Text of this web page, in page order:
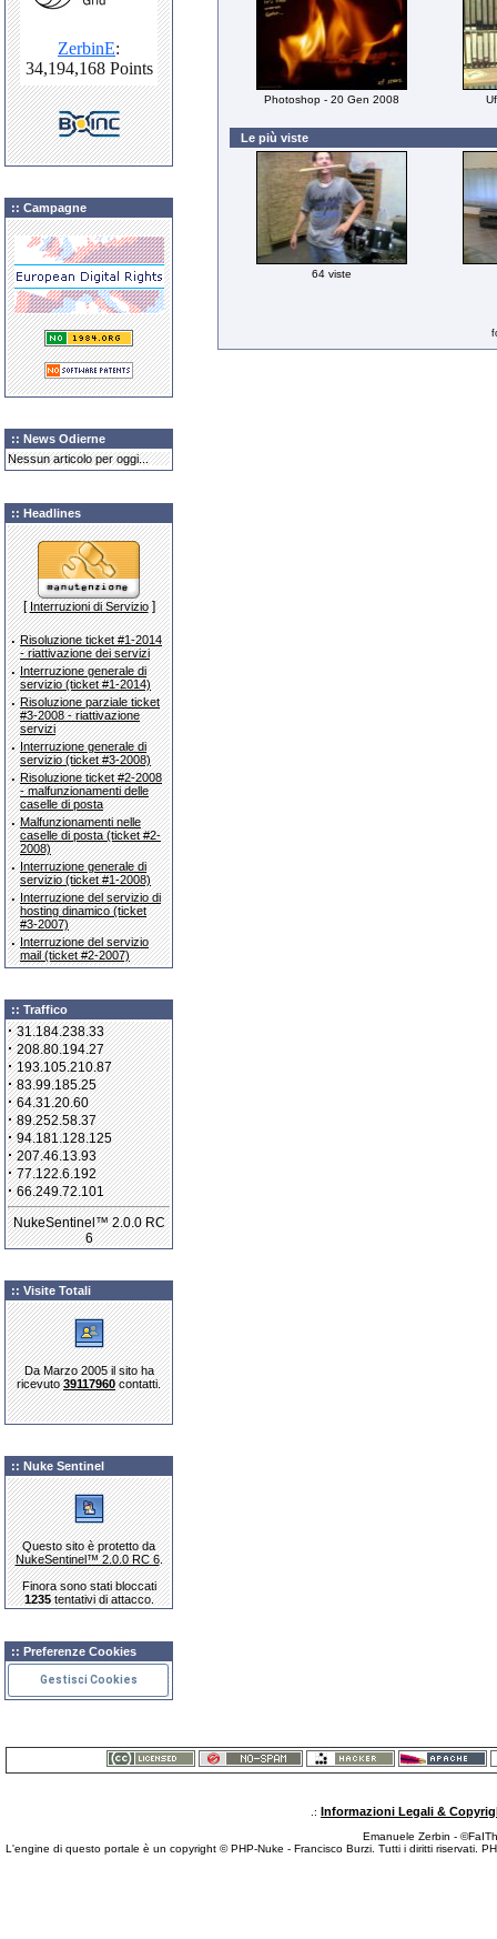
:: Campagne
:: News Odierne
Nessun articolo per oggi...
:: Headlines
[Interruzioni di Servizio]
· Risoluzione ticket #1-2014
- riattivazione dei servizi
· Interruzione generale di
servizio (ticket #1-2014)
· Risoluzione parziale ticket
#3-2008 - riattivazione
servizi
· Interruzione generale di
servizio (ticket #3-2008)
· Risoluzione ticket #2-2008
- malfunzionamenti delle
caselle di posta
· Malfunzionamenti nelle
caselle di posta (ticket #2-
2008)
· Interruzione generale di
servizio (ticket #1-2008)
· Interruzione del servizio di
hosting dinamico (ticket
#3-2007)
· Interruzione del servizio
mail (ticket #2-2007)
:: Traffico
·31.184.238.33
·208.80.194.27
·193.105.210.87
·83.99.185.25
·64.31.20.60
·89.252.58.37
·94.181.128.125
·207.46.13.93
·77.122.6.192
·66.249.72.101
NukeSentinel™ 2.0.0 RC
6
:: Visite Totali
Da Marzo 2005 il sito ha
ricevuto39117960contatti.
:: Nuke Sentinel
Questo sito è protetto da
NukeSentinel™ 2.0.0 RC 6.
Finora sono stati bloccati
1235tentativi di attacco.
:: Preferenze Cookies
Gestisci Cookies
Photoshop - 20 Gen 2008
Le più viste
64 viste
.: Informazioni Legali &
Emanuele Zerbin -
L'engine di questo portale è un copyright © PHP-Nuke - Francisco Burzi. Tutti i diritti riservati.